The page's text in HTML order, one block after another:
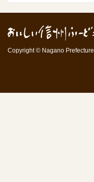
Copyright © Nagano Prefecture.